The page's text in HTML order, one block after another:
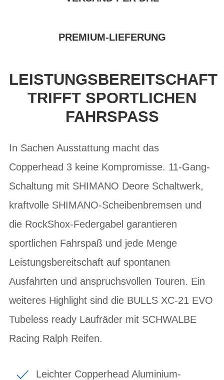
PREMIUM-LIEFERUNG
LEISTUNGSBEREITSCHAFT
TRIFFT SPORTLICHEN
FAHRSPASS
In Sachen Ausstattung macht das
Copperhead 3 keine Kompromisse. 11-Gang-
Schaltung mit SHIMANO Deore Schaltwerk,
kraftvolle SHIMANO-Scheibenbremsen und
die RockShox-Federgabel garantieren
sportlichen Fahrspaß und jede Menge
Leistungsbereitschaft auf spontanen
Ausfahrten und anspruchsvollen Touren. Ein
weiteres Highlight sind die BULLS XC-21 EVO
Tubeless ready Laufräder mit SCHWALBE
Racing Ralph Reifen.
Leichter Copperhead Aluminium-